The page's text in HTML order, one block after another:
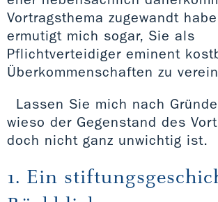
Vortragsthema zugewandt
ermutigt mich sogar, Sie als
Pflichtverteidiger eminent
Überkommenschaften zu
Lassen Sie mich nach
wieso der Gegenstand des
doch nicht ganz unwichtig ist.
1. Ein